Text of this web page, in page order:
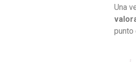
Una
punto